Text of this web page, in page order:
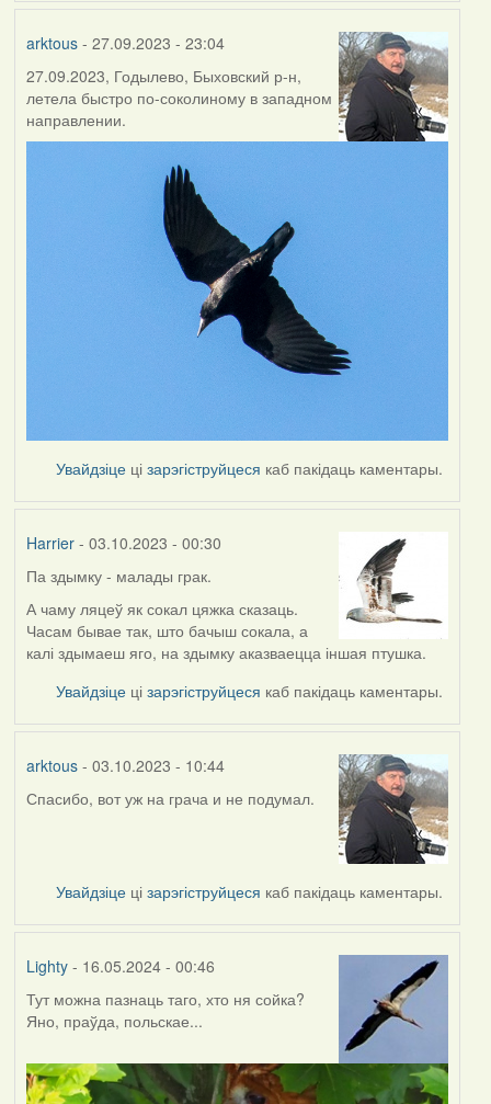
arktous- 27.09.2023 - 23:04
27.09.2023, Годылево, Быховский р-н,
летела быстро по-соколиному в западном
направлении.
Увайдзіце цізарэгіструйцеся каб пакідаць каментары.
Harrier- 03.10.2023 - 00:30
Па здымку - малады грак.
А чаму ляцеў як сокал цяжка сказаць.
Часам бывае так, што бачыш сокала, а
калі здымаеш яго, на здымку аказваецца іншая птушка.
Увайдзіце цізарэгіструйцеся каб пакідаць каментары.
arktous- 03.10.2023 - 10:44
Спасибо, вот уж на грача и не подумал.
Увайдзіце цізарэгіструйцеся каб пакідаць каментары.
Lighty- 16.05.2024 - 00:46
Тут можна пазнаць таго, хто ня сойка?
Яно, праўда, польскае...